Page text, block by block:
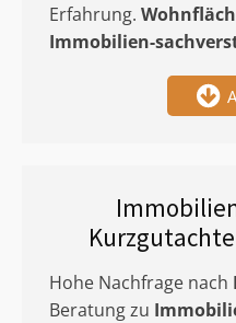
Erfahrung.
Immobilien-
Hohe Nachfrage nach
Beratung zu